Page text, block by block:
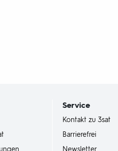
Service
Kontakt zu 3sat
Barrierefrei
Newsletter